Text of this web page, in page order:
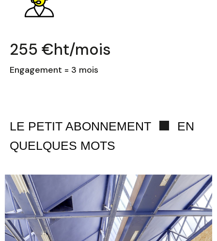
255 €ht/mois
Engagement = 3 mois
LE PETIT ABONNEMENT
EN
QUELQUES MOTS